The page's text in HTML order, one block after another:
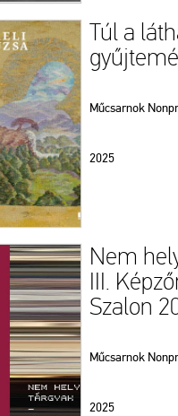
Túl a
Műcsarnok
2025
Nem
III.
Szalon
Műcsarnok
2025